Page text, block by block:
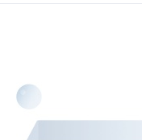
格，工业吸尘机报价 工